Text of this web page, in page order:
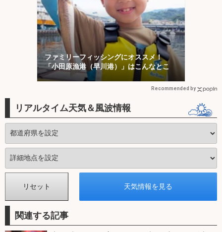
ファミリーフィッシングにオススメ！
「小田原漁港（早川港）」はこんなとこ
Recommended by
リアルタイム天気＆風波情報
関連する記事